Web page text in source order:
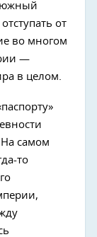
южный
от
во многом
—
в целом.
На самом
то